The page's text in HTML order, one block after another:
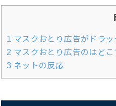
1 マスクおとり広告がドラ
2 マスクおとり広告のはど
3 ネットの反応